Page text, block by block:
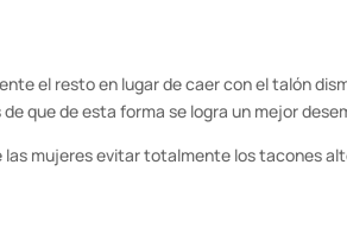
el resto en lugar de caer con el talón
que de esta forma se logra un mejor
mujeres evitar totalmente los tacones